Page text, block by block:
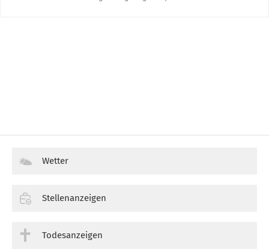
Wetter
Stellenanzeigen
Todesanzeigen